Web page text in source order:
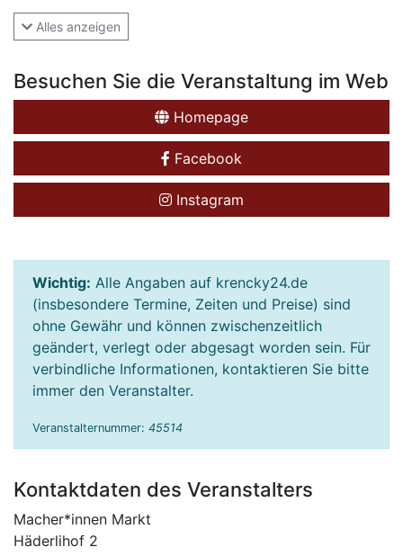
Alles anzeigen
Besuchen Sie die Veranstaltung im Web
Homepage
Facebook
Instagram
Wichtig: Alle Angaben auf krencky24.de
(insbesondere Termine, Zeiten und Preise) sind
ohne Gewähr und können zwischenzeitlich
geändert, verlegt oder abgesagt worden sein. Für
verbindliche Informationen, kontaktieren Sie bitte
immer den Veranstalter.
Veranstalternummer: 45514
Kontaktdaten des Veranstalters
Macher*innen Markt
Häderlihof 2